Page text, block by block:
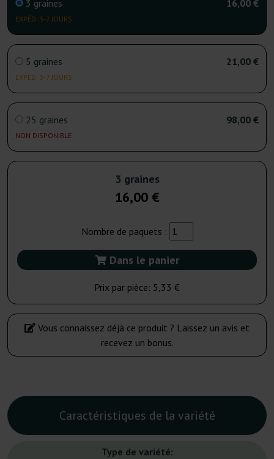
3 graines
EXPÉD. 3-7 JOURS
16,00 €
5 graines
EXPÉD. 3-7 JOURS
21,00 €
25 graines
NON DISPONIBLE
98,00 €
3 graines
16,00 €
Nombre de paquets :
Dans le panier
Prix par pièce: 5,33 €
Vous connaissez déjà ce produit ? Laissez un avis et
recevez un bonus.
Caractéristiques de la variété
Type de variété: